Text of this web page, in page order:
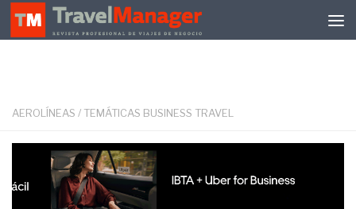
Debajo del contenido
AEROLÍNEAS / TEMÁTICAS BUSINESS TRAVEL